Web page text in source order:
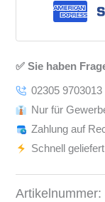
✅ Sie haben
02305 9703013
Nur für
Zahlung auf
Schnell
Artikelnummer: